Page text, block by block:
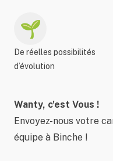
🌱
De réelles possibilités
d’évolution
Wanty, c'est Vous !
Envoyez-nous votre
équipe à Binche !